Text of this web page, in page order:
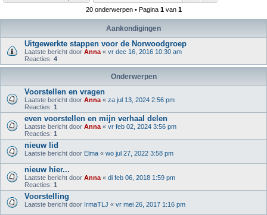
20 onderwerpen • Pagina 1van 1
Aankondigingen
Uitgewerkte stappen voor de Norwoodgroep
Laatste bericht door Anna « vr dec 16, 2016 10:30 am
Reacties: 4
Onderwerpen
Voorstellen en vragen
Laatste bericht door Anna « za jul 13, 2024 2:56 pm
Reacties: 1
even voorstellen en mijn verhaal delen
Laatste bericht door Anna « vr feb 02, 2024 3:56 pm
Reacties: 1
nieuw lid
Laatste bericht door Elma « wo jul 27, 2022 3:58 pm
nieuw hier...
Laatste bericht door Anna « di feb 06, 2018 1:59 pm
Reacties: 1
Voorstelling
Laatste bericht door IrmaTLJ « vr mei 26, 2017 1:16 pm